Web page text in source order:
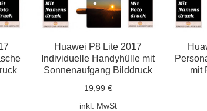
Huawei P8 Lite 2017
Individuelle Handyhülle mit
Sonnenaufgang Bilddruck
19,99 €
inkl. MwSt
mit